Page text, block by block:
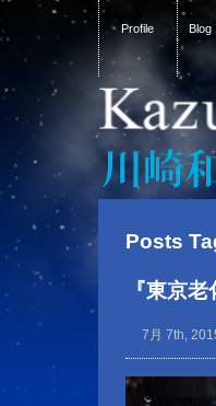
Profile Blog
Posts
『東京
7月 7th,